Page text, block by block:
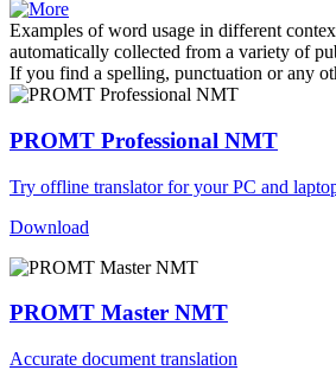
Examples of word usage in different
automatically collected from a variety of
If you find a spelling, punctuation or any
PROMT Professional NMT
Try offline translator for your PC and
Download
PROMT Master NMT
Accurate document translation